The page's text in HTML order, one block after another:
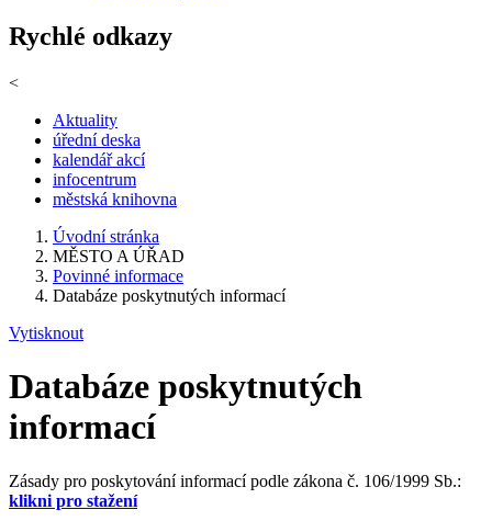
Rychlé odkazy
<
Aktuality
úřední deska
kalendář akcí
infocentrum
městská knihovna
Úvodní stránka
MĚSTO A ÚŘAD
Povinné informace
Databáze poskytnutých informací
Vytisknout
Databáze poskytnutých
informací
Zásady pro poskytování informací podle zákona č. 106/1999 Sb.:
klikni pro stažení